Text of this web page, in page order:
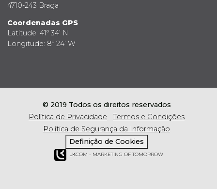
4710-243 Braga
Coordenadas GPS
Latitude: 41º 34’ N
Longitude: 8º 24’ W
© 2019 Todos os direitos reservados
Política de Privacidade
Termos e Condições
Política de Segurança da Informação
Definição de Cookies
LKCOM - MARKETING OF TOMORROW